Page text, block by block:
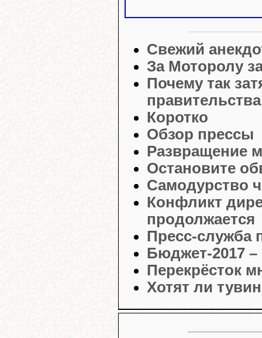
Свежий
За Моторолу
Почему так
Коротко
Обзор прессы
Развращение
Остановите
Самодурство
Конфликт
продолжается
Пресс-служба
Бюджет-2017 –
Перекрёсток
Хотят ли